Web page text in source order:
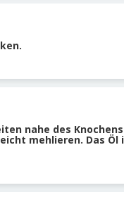
nahe des
mehlieren. Das Öl